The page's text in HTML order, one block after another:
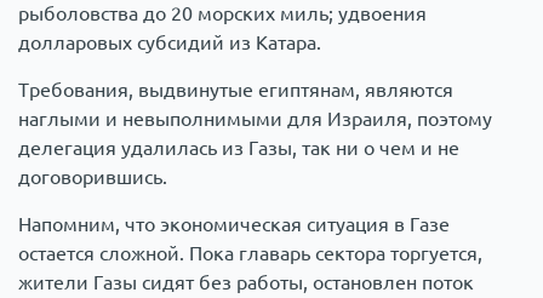
рыболовства до 20 морских миль; удвоения
долларовых субсидий из Катара.
Требования, выдвинутые египтянам, являются
наглыми и невыполнимыми для Израиля, поэтому
делегация удалилась из Газы, так ни о чем и не
договорившись.
Напомним, что экономическая ситуация в Газе
остается сложной. Пока главарь сектора торгуется,
жители Газы сидят без работы, остановлен поток